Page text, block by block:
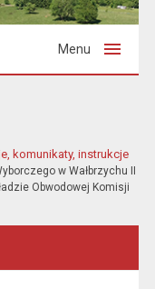
Menu
komunikaty, instrukcje
w Wałbrzychu II
Obwodowej Komisji